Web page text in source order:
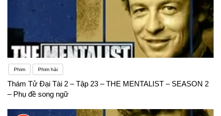
Phim Phim hài
Thám Tử Đại Tài 2 – Tập 23 – THE MENTALIST – SEASON 2
– Phụ đề song ngữ